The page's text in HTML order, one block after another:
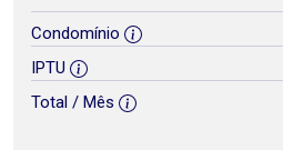
Condomínio
IPTU
Total / Mês